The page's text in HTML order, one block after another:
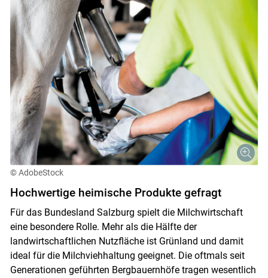
Skip to main content
© AdobeStock
Hochwertige heimische Produkte gefragt
Für das Bundesland Salzburg spielt die Milchwirtschaft
eine besondere Rolle. Mehr als die Hälfte der
landwirtschaftlichen Nutzfläche ist Grünland und damit
ideal für die Milchviehhaltung geeignet. Die oftmals seit
Generationen geführten Bergbauernhöfe tragen wesentlich